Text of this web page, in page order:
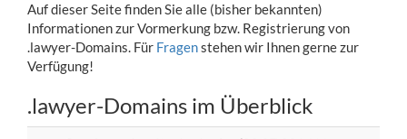
Auf dieser Seite finden Sie alle (bisher bekannten)
Informationen zur Vormerkung bzw. Registrierung von
.lawyer-Domains. Für Fragenstehen wir Ihnen gerne zur
Verfügung!
.lawyer-Domains im Überblick